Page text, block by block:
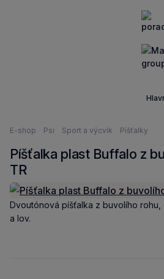
Nacházíte
zde:
E-shop Psi Sport a výcvik Píšťalky
Píšťalka plast Buffalo z
TR
Dvoutónová píšťalka z buvolího
a lov.